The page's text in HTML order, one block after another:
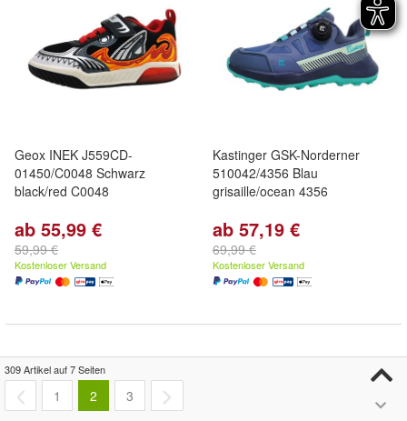
Geox INEK J559CD-
01450/C0048 Schwarz
black/red C0048
ab 55,99 €
59,99 €
Kostenloser Versand
Kastinger GSK-Norderner
510042/4356 Blau
grisaille/ocean 4356
ab 57,19 €
69,99 €
Kostenloser Versand
309 Artikel auf 7 Seiten
1 2 3